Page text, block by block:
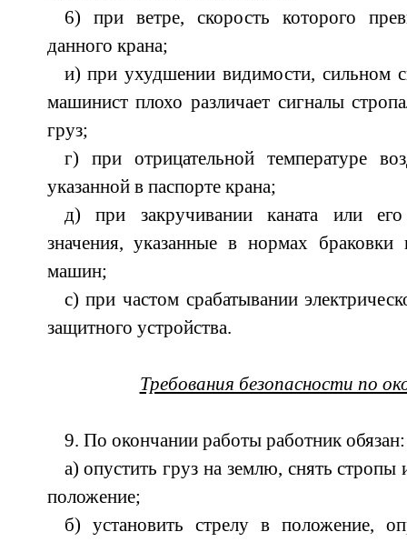
6) при ветре, скорость которого
данного крана;
и) при ухудшении видимости, сильном
машинист плохо различает сигналы
груз;
г) при отрицательной температуре
указанной в паспорте крана;
д) при закручивании каната или
значения, указанные в нормах браковки
машин;
с) при частом срабатывании
защитного устройства.
Требования безопасности по
9. По окончании работы работник обязан:
а) опустить груз на землю, снять
положение;
б) установить стрелу в положение,